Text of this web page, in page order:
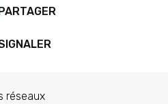
PARTAGER
réseaux